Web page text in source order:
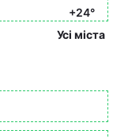
+24°
Усі міста